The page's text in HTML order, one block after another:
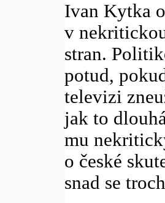
Ivan Kytka
v
stran.
potud,
televizi
jak to
mu
o české
snad se